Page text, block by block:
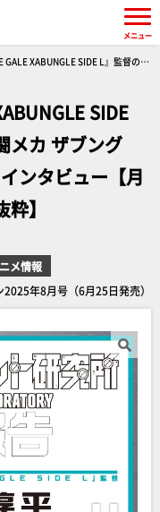
GALE XABUNGLE SIDE L』監督の水
SIDE
メカ ザブング
ンタビュー【月
】
メ情報
年8月号（6月25日発売）
メニュー